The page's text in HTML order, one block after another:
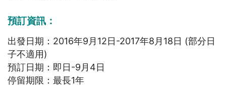
預訂資訊：
出發日期：2016年9月12日-2017年8月18日 (部分日
子不適用)
預訂日期：即日-9月4日
停留期限：最長1年